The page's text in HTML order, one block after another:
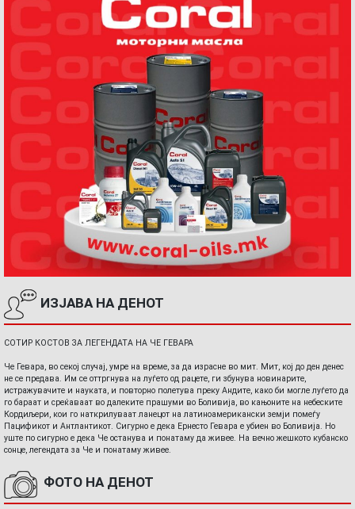
ИЗЈАВА НА ДЕНОТ
СОТИР КОСТОВ ЗА ЛЕГЕНДАТА НА ЧЕ ГЕВАРА
Че Гевара, во секој случај, умре на време, за да израсне во мит. Мит, кој до ден денес
не се предава. Им се оттргнува на луѓето од рацете, ги збунува новинарите,
истражувачите и науката, и повторно полетува преку Андите, како би могле луѓето да
го бараат и среќаваат во далеките прашуми во Боливија, во кањоните на небеските
Кордиљери, кои го наткрилуваат ланецот на латиноамерикански земји помеѓу
Пацификот и Антлантикот. Сигурно е дека Ернесто Гевара е убиен во Боливија. Но
уште по сигурно е дека Че останува и понатаму да живее. На вечно жешкото кубанско
сонце, легендата за Че и понатаму живее.
ФОТО НА ДЕНОТ